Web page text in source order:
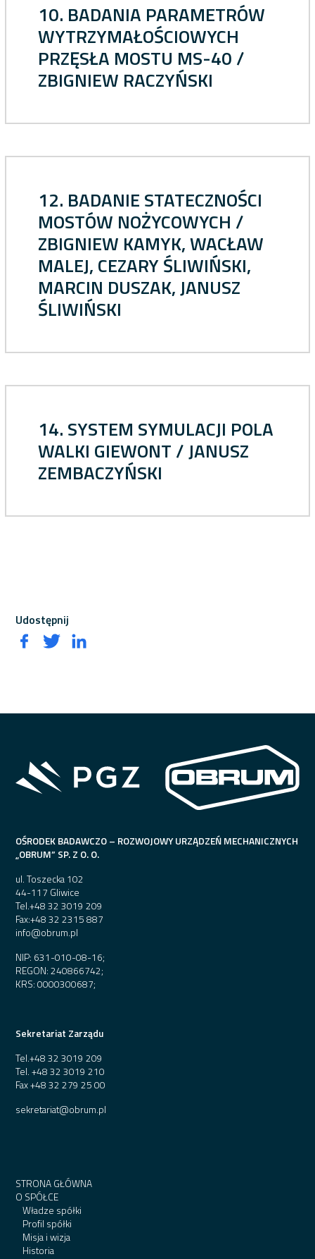
10. BADANIA PARAMETRÓW
WYTRZYMAŁOŚCIOWYCH
PRZĘSŁA MOSTU MS-40 /
ZBIGNIEW RACZYŃSKI
12. BADANIE STATECZNOŚCI
MOSTÓW NOŻYCOWYCH /
ZBIGNIEW KAMYK, WACŁAW
MALEJ, CEZARY ŚLIWIŃSKI,
MARCIN DUSZAK, JANUSZ
ŚLIWIŃSKI
14. SYSTEM SYMULACJI POLA
WALKI GIEWONT / JANUSZ
ZEMBACZYŃSKI
Udostępnij
OŚRODEK BADAWCZO – ROZWOJOWY URZĄDZEŃ MECHANICZNYCH
„OBRUM” SP. Z O. O.
ul. Toszecka 102
44-117 Gliwice
Tel.+48 32 3019 209
Fax:+48 32 2315 887
info@obrum.pl
NIP: 631-010-08-16;
REGON: 240866742;
KRS: 0000300687;
Sekretariat Zarządu
Tel.+48 32 3019 209
Tel.+48 32 3019 210
Fax+48 32 279 25 00
sekretariat@obrum.pl
STRONA GŁÓWNA
O SPÓŁCE
Władze spółki
Profil spółki
Misja i wizja
Historia